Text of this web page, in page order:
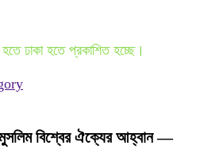
ঢাকা হতে প্রকাশিত হচ্ছে।
মুসলিম বিশ্বের ঐক্যের আহ্বান —